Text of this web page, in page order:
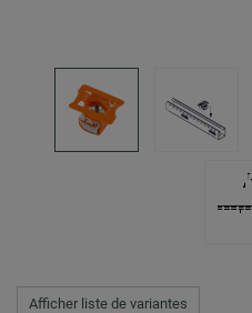
Afficher liste de variantes